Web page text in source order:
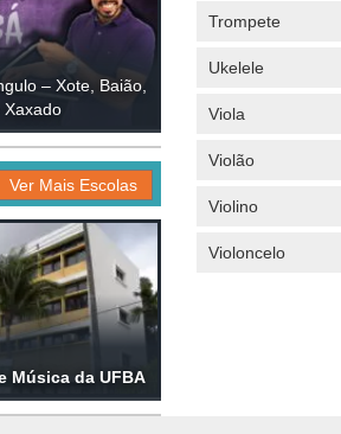
– Xote, Baião,
Xaxado
Ver Mais Escolas
Música da UFBA
Trompete
Ukelele
Viola
Violão
Violino
Violoncelo